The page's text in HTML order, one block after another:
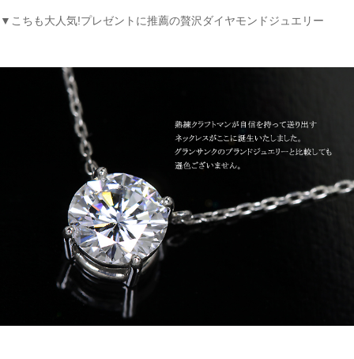
▼こちも大人気!プレゼントに推薦の贅沢ダイヤモンドジュエリー